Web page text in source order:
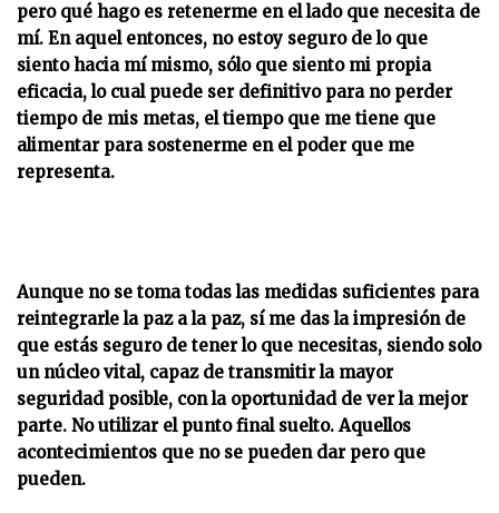
pero qué hago es retenerme en el lado que necesita de
mí. En aquel entonces, no estoy seguro de lo que
siento hacia mí mismo, sólo que siento mi propia
eficacia, lo cual puede ser definitivo para no perder
tiempo de mis metas, el tiempo que me tiene que
alimentar para sostenerme en el poder que me
representa.
Aunque no se toma todas las medidas suficientes para
reintegrarle la paz a la paz, sí me das la impresión de
que estás seguro de tener lo que necesitas, siendo solo
un núcleo vital, capaz de transmitir la mayor
seguridad posible, con la oportunidad de ver la mejor
parte. No utilizar el punto final suelto. Aquellos
acontecimientos que no se pueden dar pero que
pueden.